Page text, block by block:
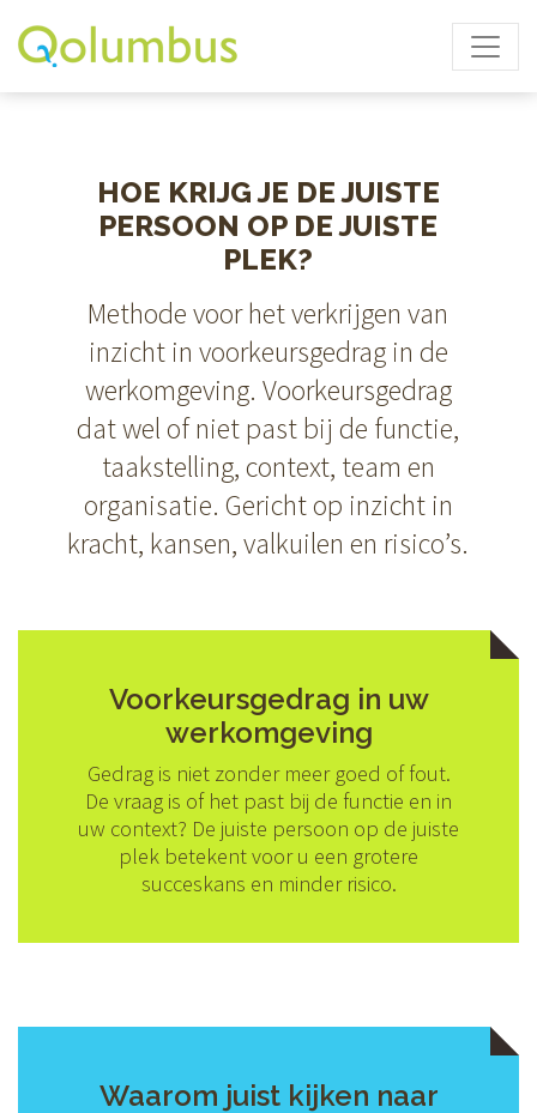
HOE KRIJG JE DE JUISTE
PERSOON OP DE JUISTE
PLEK?
Methode voor het verkrijgen van
inzicht in voorkeursgedrag in de
werkomgeving. Voorkeursgedrag
dat wel of niet past bij de functie,
taakstelling, context, team en
organisatie. Gericht op inzicht in
kracht, kansen, valkuilen en risico’s.
Voorkeursgedrag in uw
werkomgeving
Gedrag is niet zonder meer goed of fout.
De vraag is of het past bij de functie en in
uw context? De juiste persoon op de juiste
plek betekent voor u een grotere
succeskans en minder risico.
Waarom juist kijken naar